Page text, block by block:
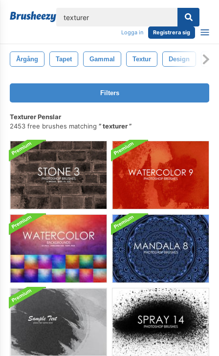
Logga in Registrera sig
Årgång Tapet Gammal Textur Design
Filters
Texturer Penslar
2453 free brushes matching
texturer